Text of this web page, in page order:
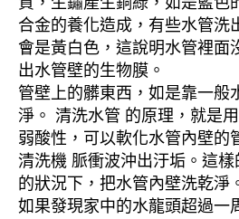
合金的養化造成，有些水管洗
會是黃白色，這說明水管裡面
出水管壁的生物膜。
管壁上的髒東西，如是靠一般
淨。 清洗水管 的原理，就是
弱酸性，可以軟化水管內壁的
清洗機 脈衝波沖出汙垢。這
的狀況下，把水管內壁洗乾淨
如果發現家中的水龍頭超過一